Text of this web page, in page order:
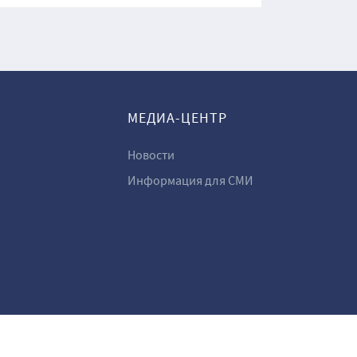
МЕДИА-ЦЕНТР
Новости
Информация для СМИ